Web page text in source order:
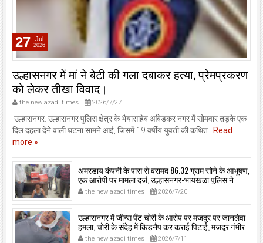
27 Jul
2026
उल्हासनगर में मां ने बेटी की गला दबाकर हत्या, प्रेमप्रकरण
को लेकर तीखा विवाद।
the new azadi times 2026/7/27
उल्हासनगर: उल्हासनगर पुलिस क्षेत्र के भैयासाहेब आंबेडकर नगर में सोमवार तड़के एक
दिल दहला देने वाली घटना सामने आई, जिसमें 19 वर्षीय युवती की कथित...
Read
more »
अमरडाय कंपनी के पास से बरामद 86.32 ग्राम सोने के आभूषण,
एक आरोपी पर मामला दर्ज, उल्हासनगर-भायखळा पुलिस ने
घरफोड़ियों के संबंध में एक आरोपी से महत्वपूर्ण पूछताछ के बाद
आरोपी के साथी के ठिकाने से 10,90,261 रुपये मूल्य के सोने के
आभूषण बरामद किए।
the new azadi times 2026/7/20
उल्हासनगर में जीन्स पैंट चोरी के आरोप पर मजदूर पर जानलेवा
हमला, चोरी के संदेह में किडनैप कर कराई पिटाई, मजदूर गंभीर
रूप से जख्मी।
the new azadi times 2026/7/11